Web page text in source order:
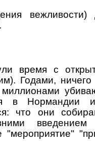
вежливости)
время с
Годами,
в
что они
введением